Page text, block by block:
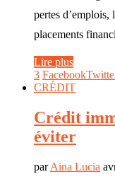
pertes d’emplois,
placements
Lire plus
3 Facebook
CRÉDIT
Crédit
éviter
parAina Lucia